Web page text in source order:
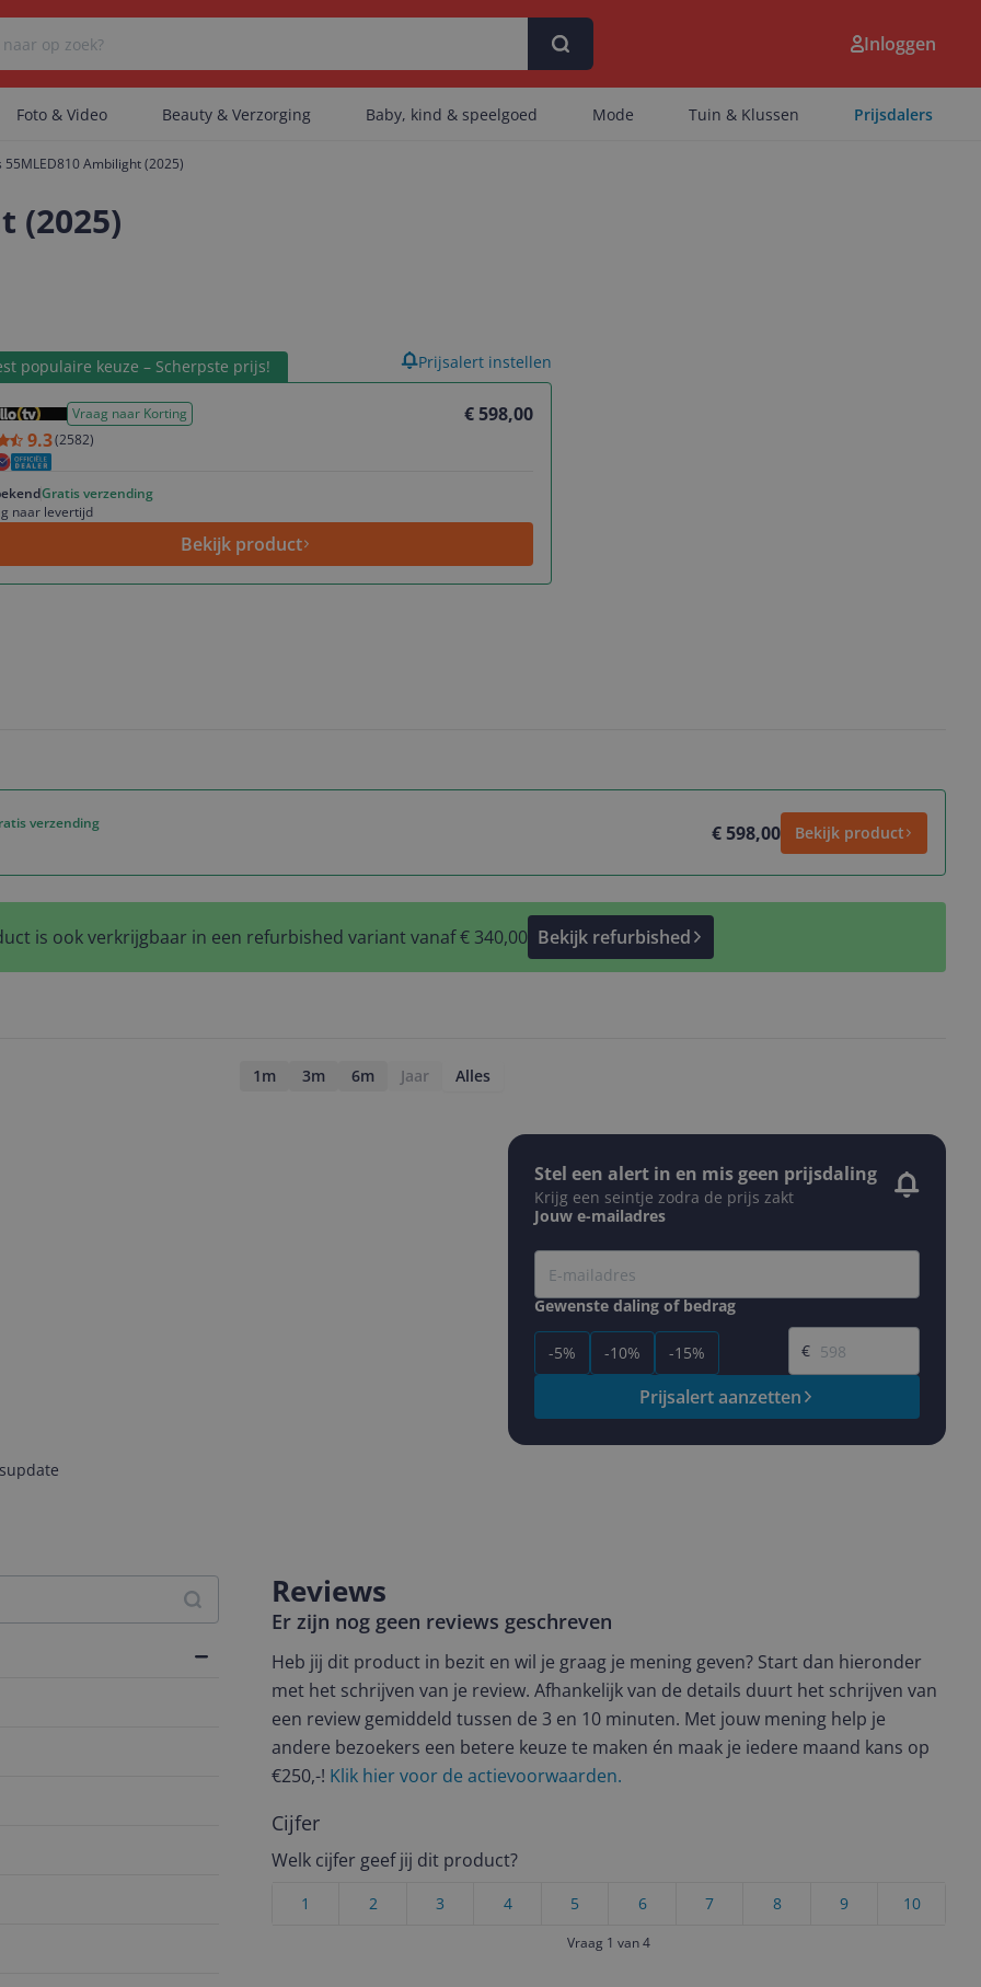
Er zijn geen artikelen gevonden.
Inloggen
Foto & Video Beauty & Verzorging Baby, kind & speelgoed Mode Tuin & Klussen Prijsdalers
55MLED810 Ambilight (2025)
(2025)
populaire keuze – Scherpste prijs!
Vraag naar Korting
€ 598,00
9.3(2582)
Gratis verzending
naar levertijd
Bekijk product
Prijsalert instellen
verzending
€ 598,00 Bekijk product
is ook verkrijgbaar in een refurbished variant vanaf € 340,00 Bekijk refurbished
1m 3m 6m Jaar Alles
Stel een alert in en mis geen prijsdaling
Krijg een seintje zodra de prijs zakt
Jouw e-mailadres
Gewenste daling of bedrag
-5% -10% -15%
Gewenste prijs
€
Prijsalert aanzetten
Reviews
Er zijn nog geen reviews geschreven
Heb jij dit product in bezit en wil je graag je mening geven? Start dan hieronder
met het schrijven van je review. Afhankelijk van de details duurt het schrijven van
een review gemiddeld tussen de 3 en 10 minuten. Met jouw mening help je
andere bezoekers een betere keuze te maken én maak je iedere maand kans op
€250,-! Klik hier voor de actievoorwaarden.
Cijfer
Welk cijfer geef jij dit product?
10
9
8
7
6
5
4
3
2
1
Vraag 1 van 4